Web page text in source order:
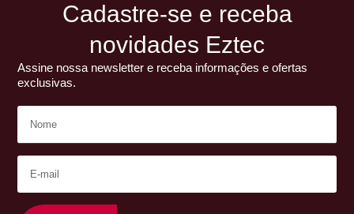
Cadastre-se e receba
novidades Eztec
Assine nossa newsletter e receba informações e ofertas
exclusivas.